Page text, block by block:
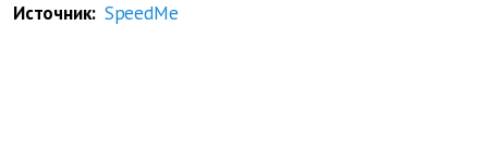
Источник: SpeedMe